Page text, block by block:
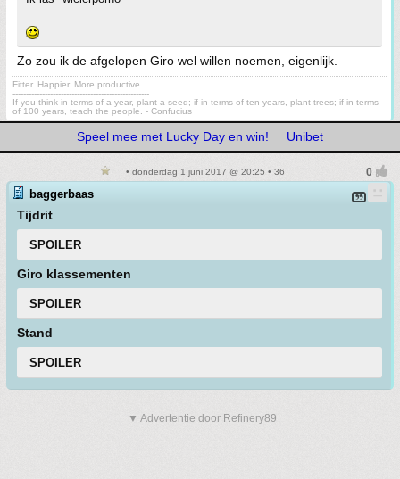
Zo zou ik de afgelopen Giro wel willen noemen, eigenlijk.
Fitter. Happier. More productive
---------------------------------------------------
If you think in terms of a year, plant a seed; if in terms of ten years, plant trees; if in terms
of 100 years, teach the people. - Confucius
Speel mee met Lucky Day en win! Unibet
• donderdag 1 juni 2017 @ 20:25 • 36
baggerbaas
Tijdrit
SPOILER
Giro klassementen
SPOILER
Stand
SPOILER
▼ Advertentie door Refinery89